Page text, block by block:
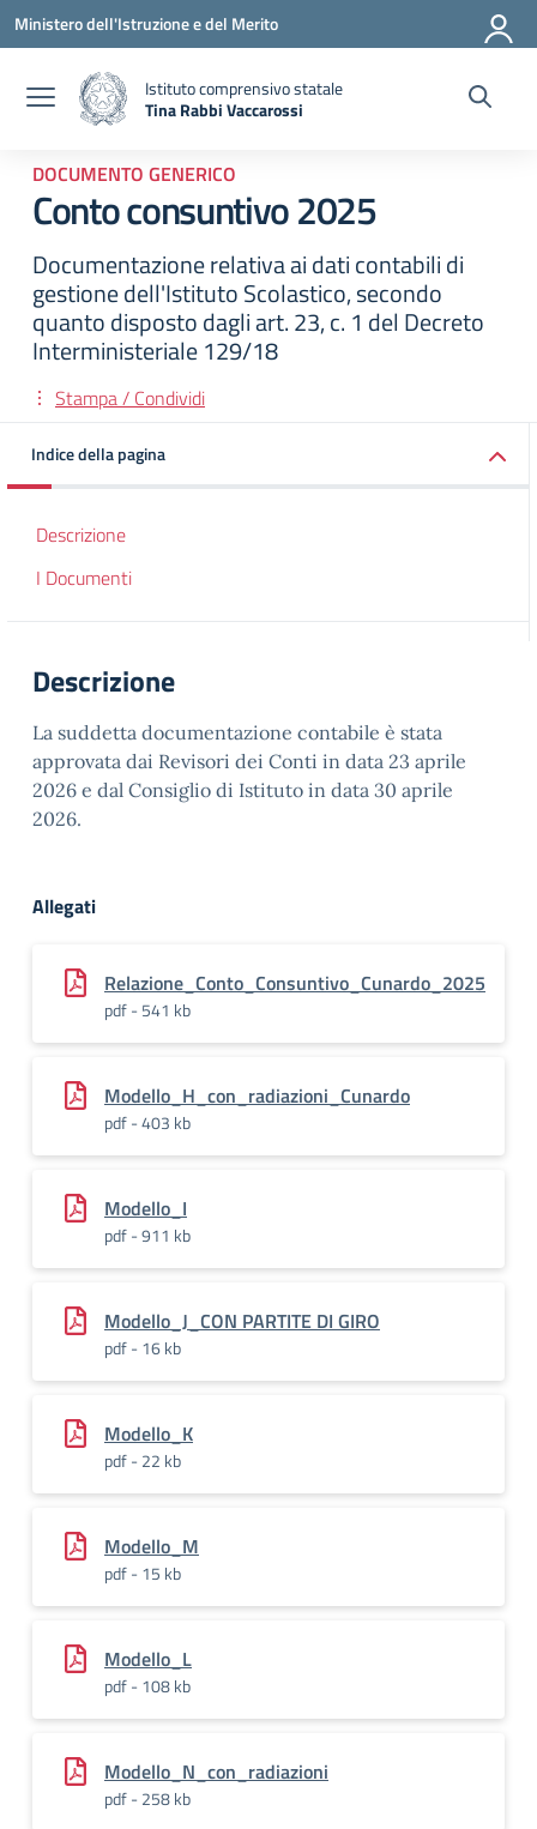
Vai ai contenuti
Vai al menu di navigazione
Vai al footer
Ministero dell'Istruzione e del Merito
Istituto comprensivo statale
Tina Rabbi Vaccarossi
DOCUMENTO GENERICO
Conto consuntivo 2025
Documentazione relativa ai dati contabili di
gestione dell'Istituto Scolastico, secondo
quanto disposto dagli art. 23, c. 1 del Decreto
Interministeriale 129/18
Stampa / Condividi
Indice della pagina
Descrizione
I Documenti
Descrizione
La suddetta documentazione contabile è stata
approvata dai Revisori dei Conti in data 23 aprile
2026 e dal Consiglio di Istituto in data 30 aprile
2026.
Allegati
Relazione_Conto_Consuntivo_Cunardo_2025
pdf - 541 kb
Modello_H_con_radiazioni_Cunardo
pdf - 403 kb
Modello_I
pdf - 911 kb
Modello_J_CON PARTITE DI GIRO
pdf - 16 kb
Modello_K
pdf - 22 kb
Modello_M
pdf - 15 kb
Modello_L
pdf - 108 kb
Modello_N_con_radiazioni
pdf - 258 kb